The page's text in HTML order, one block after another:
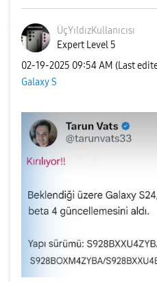
ÜçYıldızKullanıcısı
Expert Level 5
‎02-19-2025 09:54 AM (Last
Galaxy S